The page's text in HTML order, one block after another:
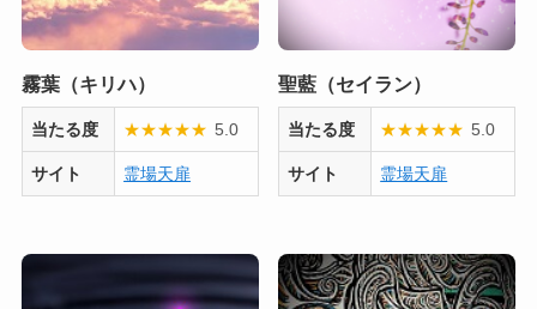
霧葉（キリハ）
当たる度 ★★★★★ 5.0
サイト 霊場天扉
聖藍（セイラン）
当たる度 ★★★★★ 5.0
サイト 霊場天扉